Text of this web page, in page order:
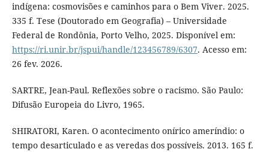
indígena: cosmovisões e caminhos para o Bem Viver. 2025.
335 f. Tese (Doutorado em Geografia) – Universidade
Federal de Rondônia, Porto Velho, 2025. Disponível em:
https://ri.unir.br/jspui/handle/123456789/6307. Acesso em:
26 fev. 2026.
SARTRE, Jean-Paul. Reflexões sobre o racismo. São Paulo:
Difusão Europeia do Livro, 1965.
SHIRATORI, Karen. O acontecimento onírico ameríndio: o
tempo desarticulado e as veredas dos possíveis. 2013. 165 f.